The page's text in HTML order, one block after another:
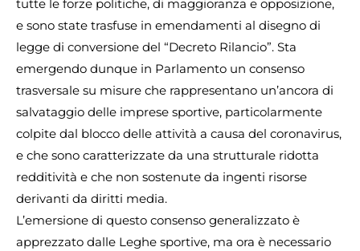
tutte le forze politiche, di maggioranza e opposizione,
e sono state trasfuse in emendamenti al disegno di
legge di conversione del “Decreto Rilancio”. Sta
emergendo dunque in Parlamento un consenso
trasversale su misure che rappresentano un’ancora di
salvataggio delle imprese sportive, particolarmente
colpite dal blocco delle attività a causa del coronavirus,
e che sono caratterizzate da una strutturale ridotta
redditività e che non sostenute da ingenti risorse
derivanti da diritti media.
L’emersione di questo consenso generalizzato è
apprezzato dalle Leghe sportive, ma ora è necessario